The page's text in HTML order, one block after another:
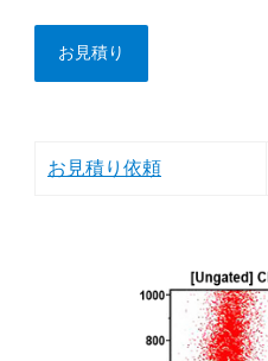
お見積り
お見積り依頼